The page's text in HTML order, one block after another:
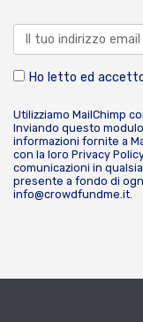
Ho letto ed
Utilizziamo MailChimp
Inviando questo
informazioni fornite a
con la loro Privacy
comunicazioni in
presente a fondo di
info@crowdfundme.it.